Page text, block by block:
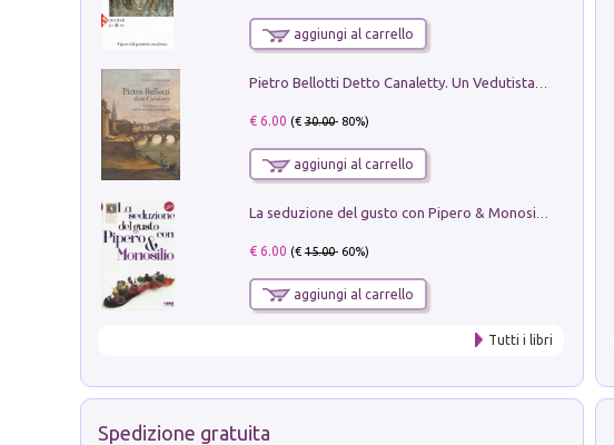
aggiungi al carrello
€ 6.00 (€30.00- 80%)
aggiungi al carrello
€ 6.00 (€15.00- 60%)
aggiungi al carrello
Tutti i libri
Spedizione gratuita